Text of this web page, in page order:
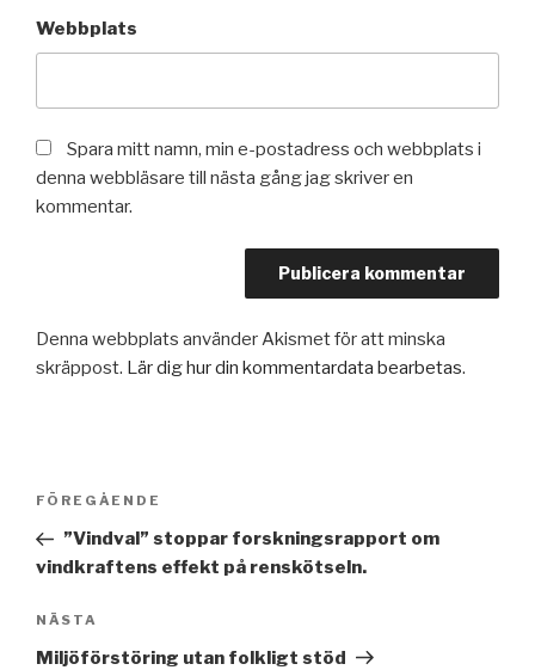
Webbplats
Spara mitt namn, min e-postadress och webbplats i
denna webbläsare till nästa gång jag skriver en
kommentar.
Denna webbplats använder Akismet för att minska
skräppost. Lär dig hur din kommentardata bearbetas.
Inläggsnavigering
Föregående
inlägg
FÖREGÅENDE
”Vindval” stoppar forskningsrapport om
vindkraftens effekt på renskötseln.
Nästa
inlägg
NÄSTA
Miljöförstöring utan folkligt stöd